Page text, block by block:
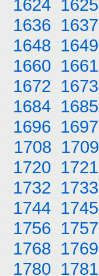
1624 1625
1636 1637
1648 1649
1660 1661
1672 1673
1684 1685
1696 1697
1708 1709
1720 1721
1732 1733
1744 1745
1756 1757
1768 1769
1780 1781